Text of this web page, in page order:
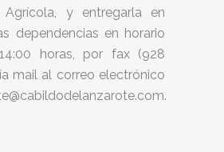
Agrícola, y entregarla en
dependencias en horario
horas, por fax (928
mail al correo electrónico